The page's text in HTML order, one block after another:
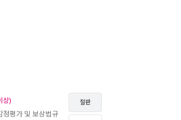
상)
정평가 및 보상법규
절판